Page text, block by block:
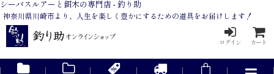
シーバスルアーと餌木の専門店 - 釣り助
神奈川県川崎市より、人生を楽しく豊かにするための道具をお届けします！
ログイン カート